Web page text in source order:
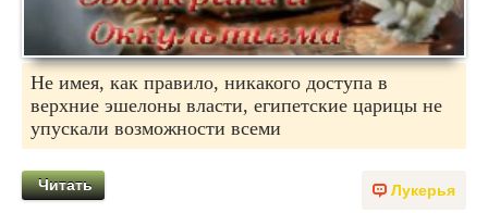
Не имея, как правило, никакого доступа в
верхние эшелоны власти, египетские царицы не
упускали возможности всеми
Лукерья
Читать